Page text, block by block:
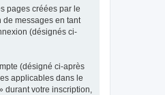
pages créées par le
messages en tant
(désignés ci-
(désigné ci-après
applicables dans le
durant votre inscription,